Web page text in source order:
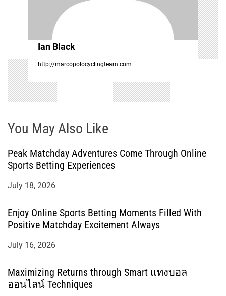
i
o
n
Ian Black
http://marcopolocyclingteam.com
You May Also Like
Peak Matchday Adventures Come Through Online
Sports Betting Experiences
July 18, 2026
Enjoy Online Sports Betting Moments Filled With
Positive Matchday Excitement Always
July 16, 2026
Maximizing Returns through Smart แทงบอล
ออนไลน์ Techniques